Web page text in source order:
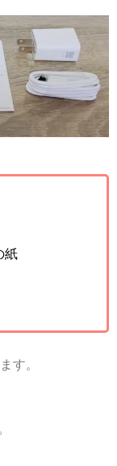
紙
す。
。